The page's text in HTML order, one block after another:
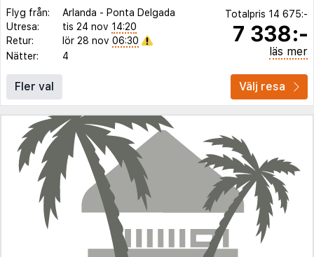
Flyg från: Arlanda - Ponta Delgada
Utresa:
tis 24 nov 14:20
Retur:
lör 28 nov 06:30
Nätter:
4
Totalpris 14 675:-
7 338:-
läs mer
Fler val Välj resa